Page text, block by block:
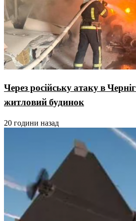
Через російську атаку в
житловий будинок
20 години назад